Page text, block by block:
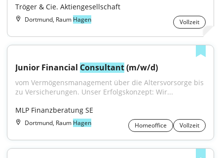
Tröger & Cie. Aktiengesellschaft
Dortmund, Raum Hagen Vollzeit
Junior Financial Consultant (m/w/d)
vom Vermögensmanagement über die Altersvorsorge bis
zu Versicherungen. Unser Erfolgskonzept: Wir...
MLP Finanzberatung SE
Dortmund, Raum Hagen Homeoffice Vollzeit